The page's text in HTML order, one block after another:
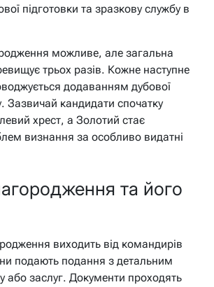
підготовки та зразкову службу в
можливе, але загальна
трьох разів. Кожне наступне
додаванням дубової
Зазвичай кандидати спочатку
хрест, а Золотий стає
визнання за особливо видатні
та його
виходить від командирів
подають подання з детальним
або заслуг. Документи проходять